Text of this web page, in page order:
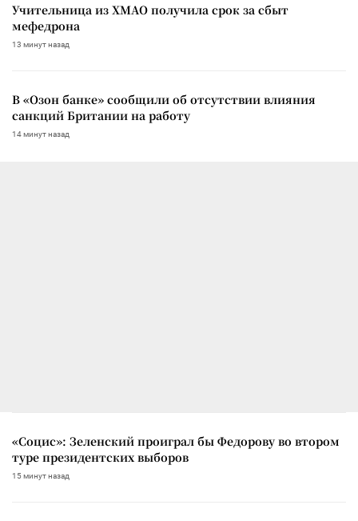
Учительница из ХМАО получила срок за сбыт
мефедрона
13 минут назад
В «Озон банке» сообщили об отсутствии влияния
санкций Британии на работу
14 минут назад
«Социс»: Зеленский проиграл бы Федорову во втором
туре президентских выборов
15 минут назад